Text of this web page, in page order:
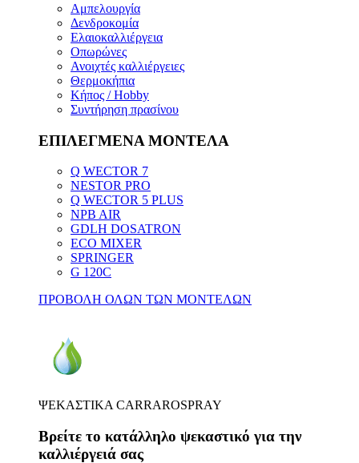
Αμπελουργία
Δενδροκομία
Ελαιοκαλλιέργεια
Οπωρώνες
Ανοιχτές καλλιέργειες
Θερμοκήπια
Κήπος / Hobby
Συντήρηση πρασίνου
ΕΠΙΛΕΓΜΕΝΑ ΜΟΝΤΕΛΑ
Q WECTOR 7
NESTOR PRO
Q WECTOR 5 PLUS
NPB AIR
GDLH DOSATRON
ECO MIXER
SPRINGER
G 120C
ΠΡΟΒΟΛΗ ΟΛΩΝ ΤΩΝ ΜΟΝΤΕΛΩΝ
ΨΕΚΑΣΤΙΚΑ CARRAROSPRAY
Βρείτε το κατάλληλο ψεκαστικό για την
καλλιέργειά σας